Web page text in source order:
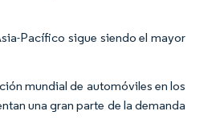
Pacífico sigue siendo el mayor
mundial de automóviles en los
una gran parte de la demanda